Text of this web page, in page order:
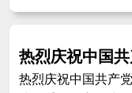
热烈庆祝中国
热烈庆祝中国共产